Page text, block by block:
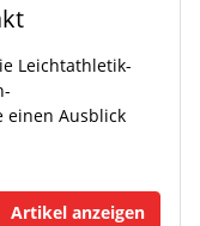
Leichtathletik-
einen Ausblick
Artikel anzeigen